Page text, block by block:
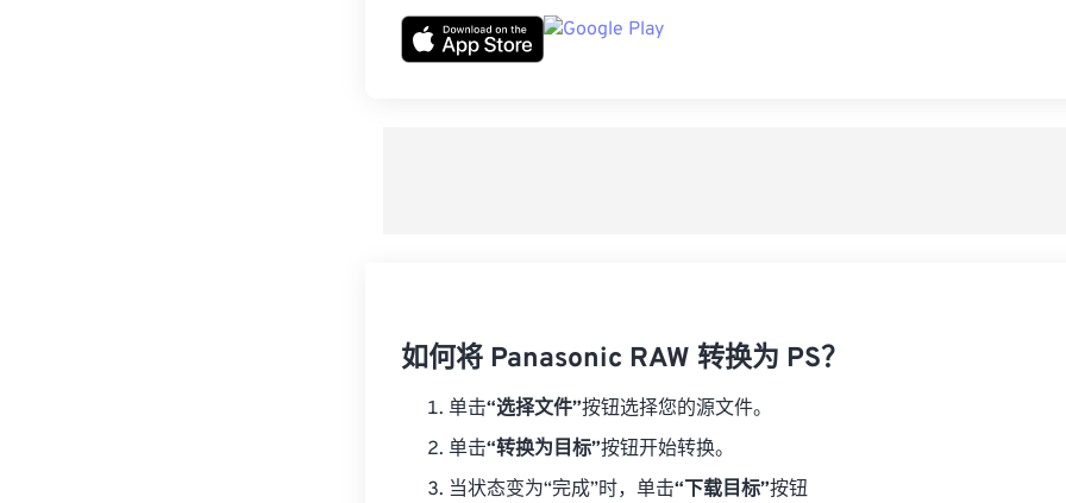
如何将 Panasonic RAW 转换为 PS？
单击“选择文件”按钮选择您的源文件。
单击“转换为目标”按钮开始转换。
当状态变为“完成”时，单击“下载目标”按钮